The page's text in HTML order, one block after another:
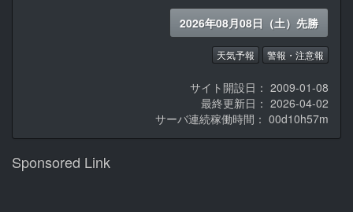
2026年08月08日（土）先勝
天気予報 警報・注意報
サイト開設日： 2009-01-08
最終更新日： 2026-04-02
サーバ連続稼働時間： 00d10h57m
Sponsored Link